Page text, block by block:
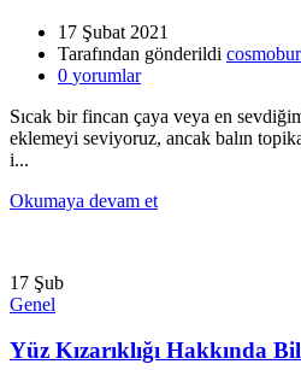
17 Şubat 2021
Tarafından gönderildi
0 yorumlar
Sıcak bir fincan çaya veya en
eklemeyi seviyoruz, ancak balın
i...
Okumaya devam et
17 Şub
Genel
Yüz Kızarıklığı Hakkında